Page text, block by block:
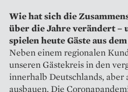
Wie hat sich die
über die Jahre verändert –
spielen heute Gäste aus
Neben einem regionalen
unseren Gästekreis in den
innerhalb Deutschlands, aber
ausbauen. Die